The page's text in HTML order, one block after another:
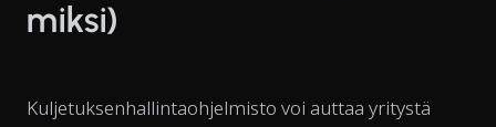
miksi)
Kuljetuksenhallintaohjelmisto voi auttaa yritystä